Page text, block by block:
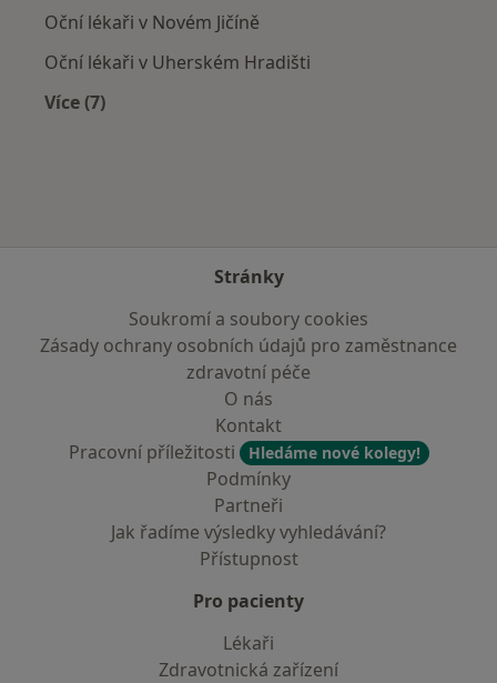
Oční lékaři v Novém Jičíně
Oční lékaři v Uherském Hradišti
Více (7)
Stránky
Soukromí a soubory cookies
Zásady ochrany osobních údajů pro zaměstnance
zdravotní péče
O nás
Kontakt
Pracovní příležitosti
Hledáme nové kolegy!
Podmínky
Partneři
Jak řadíme výsledky vyhledávání?
Přístupnost
Pro pacienty
Lékaři
Zdravotnická zařízení